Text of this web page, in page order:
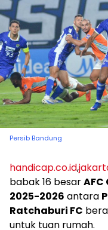
Persib Bandung
handicap.co.id,
babak 16 besar
2025-2026 antara
Ratchaburi FC
untuk tuan rumah.